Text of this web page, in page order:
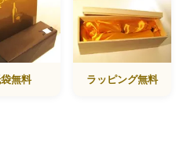
無料 ラッピング無料